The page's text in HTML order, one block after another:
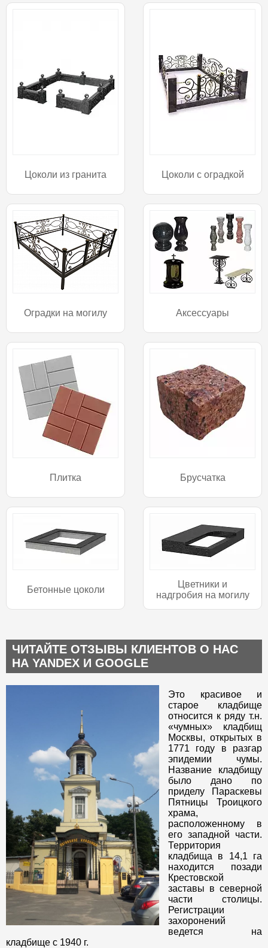
Цоколи из гранита Цоколи с оградкой
Оградки на могилу Аксессуары
Плитка Брусчатка
Бетонные цоколи
Цветники и
надгробия на могилу
ЧИТАЙТЕ ОТЗЫВЫ КЛИЕНТОВ О НАС
НА YANDEX И GOOGLE
Это красивое и
старое кладбище
относится к ряду т.н.
«чумных» кладбищ
Москвы, открытых в
1771 году в разгар
эпидемии чумы.
Название кладбищу
было дано по
приделу Параскевы
Пятницы Троицкого
храма,
расположенному в
его западной части.
Территория
кладбища в 14,1 га
находится позади
Крестовской
заставы в северной
части столицы.
Регистрации
захоронений
ведется на
кладбище с 1940 г.